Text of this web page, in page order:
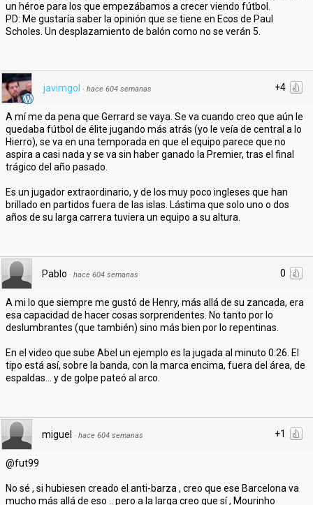
un héroe para los que empezábamos a crecer viendo fútbol.
PD: Me gustaría saber la opinión que se tiene en Ecos de Paul
Scholes. Un desplazamiento de balón como no se verán 5.
+4
javimgol · hace 604 semanas
A mí me da pena que Gerrard se vaya. Se va cuando creo que aún le
quedaba fútbol de élite jugando más atrás (yo le veía de central a lo
Hierro), se va en una temporada en que el equipo parece que no
aspira a casi nada y se va sin haber ganado la Premier, tras el final
trágico del año pasado.
Es un jugador extraordinario, y de los muy poco ingleses que han
brillado en partidos fuera de las islas. Lástima que solo uno o dos
años de su larga carrera tuviera un equipo a su altura.
0
Pablo · hace 604 semanas
A mi lo que siempre me gustó de Henry, más allá de su zancada, era
esa capacidad de hacer cosas sorprendentes. No tanto por lo
deslumbrantes (que también) sino más bien por lo repentinas.
En el video que sube Abel un ejemplo es la jugada al minuto 0:26. El
tipo está así, sobre la banda, con la marca encima, fuera del área, de
espaldas... y de golpe pateó al arco.
+1
miguel · hace 604 semanas
@fut99
No sé , si hubiesen creado el anti-barza , creo que ese Barcelona va
mucho más allá de eso .. pero a la larga creo que sí , Mourinho